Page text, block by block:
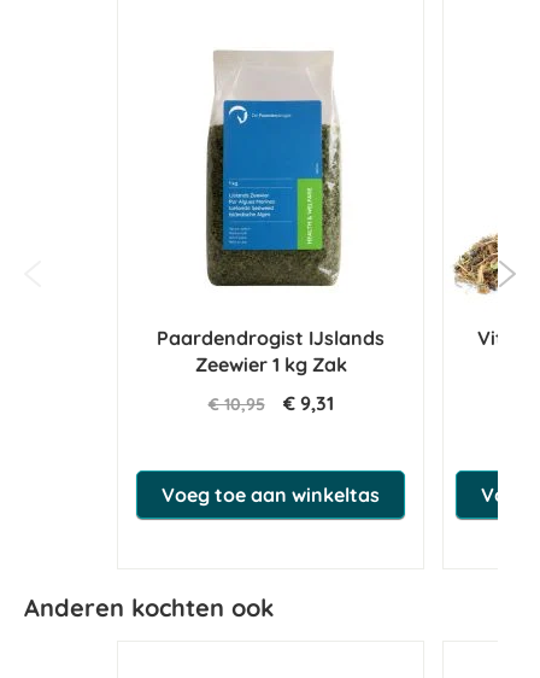
Paardendrogist IJslands
Zeewier 1 kg Zak
€ 10,95 € 9,31
Voeg toe aan winkeltas Voeg
Anderen kochten ook